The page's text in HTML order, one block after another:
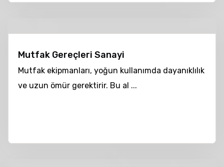
Mutfak Gereçleri Sanayi
Mutfak ekipmanları, yoğun kullanımda dayanıklılık
ve uzun ömür gerektirir. Bu al ...